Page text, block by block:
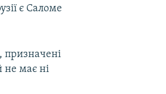
є Саломе
призначені
не має ні